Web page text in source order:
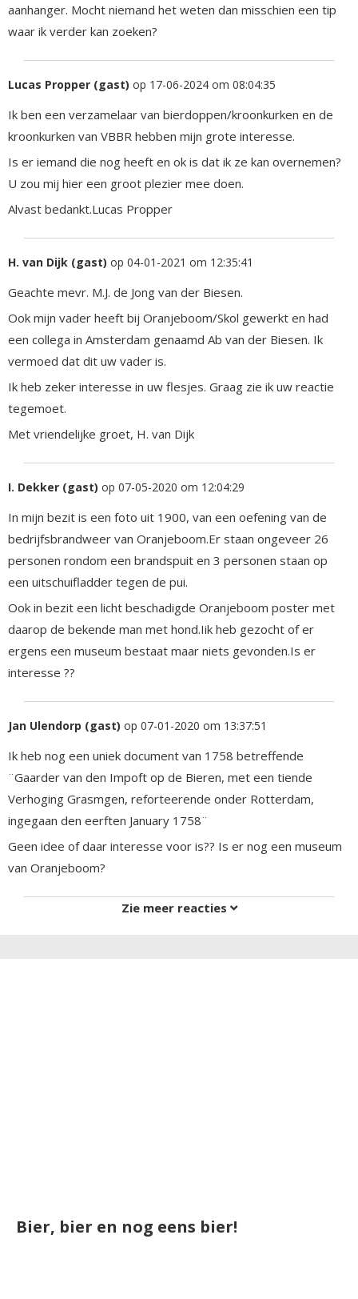
aanhanger. Mocht niemand het weten dan misschien een tip
waar ik verder kan zoeken?
Lucas Propper (gast) op 17-06-2024 om 08:04:35
Ik ben een verzamelaar van bierdoppen/kroonkurken en de
kroonkurken van VBBR hebben mijn grote interesse.
Is er iemand die nog heeft en ok is dat ik ze kan overnemen?
U zou mij hier een groot plezier mee doen.
Alvast bedankt.Lucas Propper
H. van Dijk (gast) op 04-01-2021 om 12:35:41
Geachte mevr. M.J. de Jong van der Biesen.
Ook mijn vader heeft bij Oranjeboom/Skol gewerkt en had
een collega in Amsterdam genaamd Ab van der Biesen. Ik
vermoed dat dit uw vader is.
Ik heb zeker interesse in uw flesjes. Graag zie ik uw reactie
tegemoet.
Met vriendelijke groet, H. van Dijk
I. Dekker (gast) op 07-05-2020 om 12:04:29
In mijn bezit is een foto uit 1900, van een oefening van de
bedrijfsbrandweer van Oranjeboom.Er staan ongeveer 26
personen rondom een brandspuit en 3 personen staan op
een uitschuifladder tegen de pui.
Ook in bezit een licht beschadigde Oranjeboom poster met
daarop de bekende man met hond.Iik heb gezocht of er
ergens een museum bestaat maar niets gevonden.Is er
interesse ??
Jan Ulendorp (gast) op 07-01-2020 om 13:37:51
Ik heb nog een uniek document van 1758 betreffende
¨Gaarder van den Impoft op de Bieren, met een tiende
Verhoging Grasmgen, reforteerende onder Rotterdam,
ingegaan den eerften January 1758¨
Geen idee of daar interesse voor is?? Is er nog een museum
van Oranjeboom?
Zie meer reacties
Bier, bier en nog eens bier!